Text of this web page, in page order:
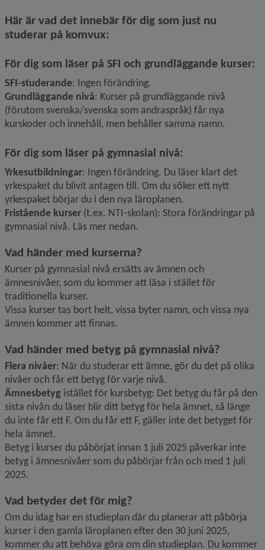
Här är vad det innebär för dig som just nu
studerar på komvux:
För dig som läser på SFI och grundläggande kurser:
SFI-studerande: Ingen förändring.
Grundläggande nivå: Kurser på grundläggande nivå
(förutom svenska/svenska som andraspråk) får nya
kurskoder och innehåll, men behåller samma namn.
För dig som läser på gymnasial nivå:
Yrkesutbildningar: Ingen förändring. Du läser klart det
yrkespaket du blivit antagen till. Om du söker ett nytt
yrkespaket börjar du i den nya läroplanen.
Fristående kurser (t.ex. NTI-skolan): Stora förändringar på
gymnasial nivå. Läs mer nedan.
Vad händer med kurserna?
Kurser på gymnasial nivå ersätts av ämnen och
ämnesnivåer, som du kommer att läsa i stället för
traditionella kurser.
Vissa kurser tas bort helt, vissa byter namn, och vissa nya
ämnen kommer att finnas.
Vad händer med betyg på gymnasial nivå?
Flera nivåer: När du studerar ett ämne, gör du det på olika
nivåer och får ett betyg för varje nivå.
Ämnesbetyg istället för kursbetyg: Det betyg du får på den
sista nivån du läser blir ditt betyg för hela ämnet, så länge
du inte får ett F. Om du får ett F, gäller inte det betyget för
hela ämnet.
Betyg i kurser du påbörjat innan 1 juli 2025 påverkar inte
betyg i ämnesnivåer som du påbörjar från och med 1 juli
2025.
Vad betyder det för mig?
Om du idag har en studieplan där du planerar att påbörja
kurser i den gamla läroplanen efter den 30 juni 2025,
kommer du att behöva göra om din studieplan. Du kommer